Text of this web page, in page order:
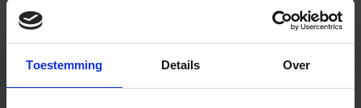
Toestemming Details Over